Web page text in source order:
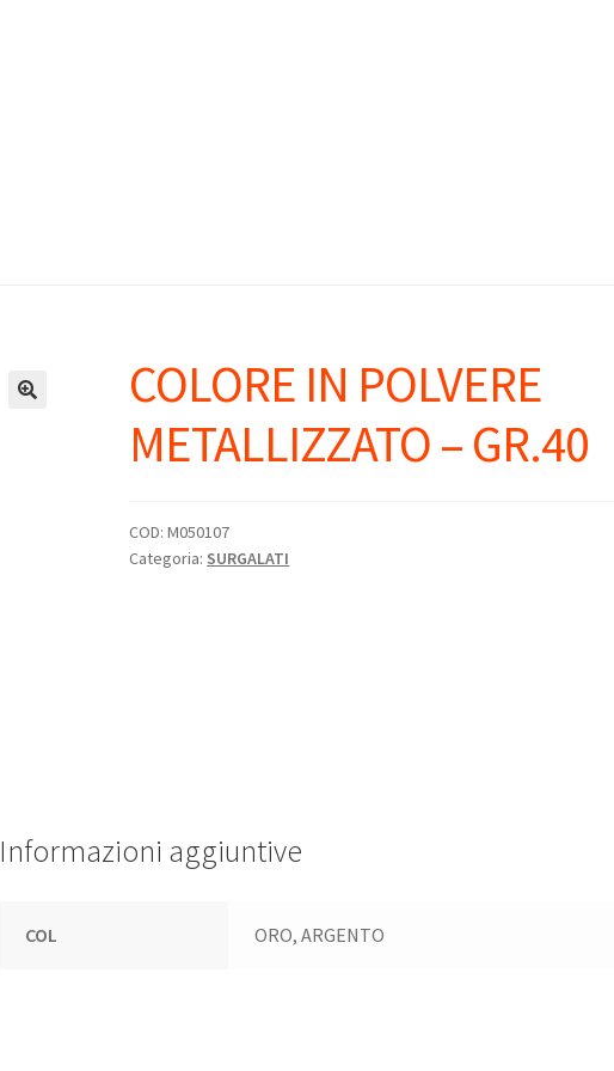
COLORE IN POLVERE
METALLIZZATO – GR.40
COD:M050107
Categoria: SURGALATI
Informazioni aggiuntive
COL ORO, ARGENTO